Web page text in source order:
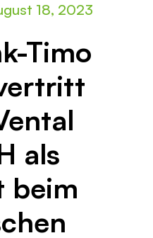
18, 2023
Timo
als
beim